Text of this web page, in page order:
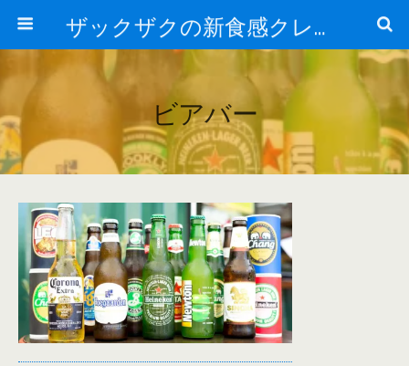
ザックザクの新食感クレープ|CREPE & CAFE Hi5
ビアバー